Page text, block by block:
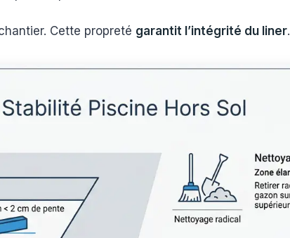
Cette propreté garantit l’intégrité du liner.